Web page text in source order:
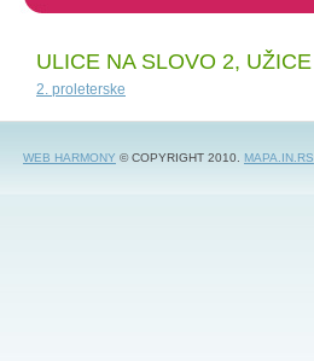
ULICE NA SLOVO 2, UŽICE
2. proleterske
WEB HARMONY © COPYRIGHT 2010. MAPA.IN.RS